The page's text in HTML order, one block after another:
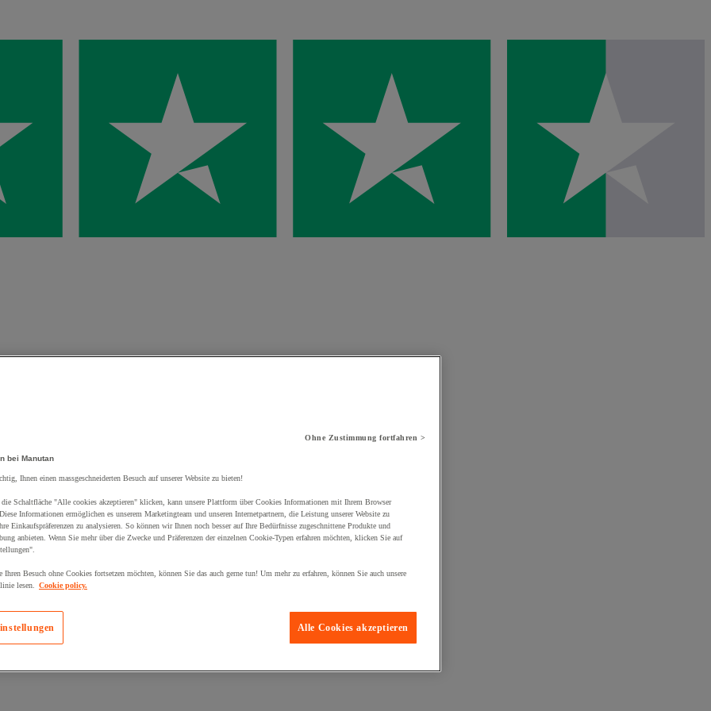
zum Warenkorb hinzugefügt:
Ohne Zustimmung fortfahren >
bei Manutan
Ihnen einen massgeschneiderten Besuch auf unserer Website zu bieten!
die Schaltfläche "Alle cookies akzeptieren" klicken, kann unsere Plattform über Cookies Informationen mit Ihrem Browser
Informationen ermöglichen es unserem Marketingteam und unseren Internetpartnern, die Leistung unserer Website zu
Einkaufspräferenzen zu analysieren. So können wir Ihnen noch besser auf Ihre Bedürfnisse zugeschnittene Produkte und
anbieten. Wenn Sie mehr über die Zwecke und Präferenzen der einzelnen Cookie-Typen erfahren möchten, klicken Sie auf
Ihren Besuch ohne Cookies fortsetzen möchten, können Sie das auch gerne tun! Um mehr zu erfahren, können Sie auch unsere
lesen.
Cookie policy.
Alle Cookies akzeptieren